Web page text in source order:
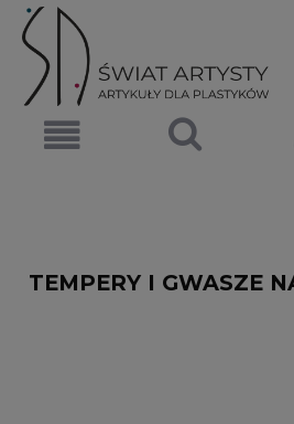
TEMPERY I GWASZE